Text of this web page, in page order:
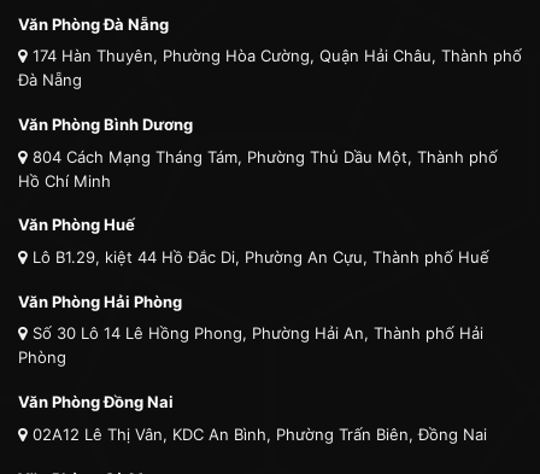
Văn Phòng Đà Nẵng
174 Hàn Thuyên, Phường Hòa Cường, Quận Hải Châu, Thành phố
Đà Nẵng
Văn Phòng Bình Dương
804 Cách Mạng Tháng Tám, Phường Thủ Dầu Một, Thành phố
Hồ Chí Minh
Văn Phòng Huế
Lô B1.29, kiệt 44 Hồ Đắc Di, Phường An Cựu, Thành phố Huế
Văn Phòng Hải Phòng
Số 30 Lô 14 Lê Hồng Phong, Phường Hải An, Thành phố Hải
Phòng
Văn Phòng Đồng Nai
02A12 Lê Thị Vân, KDC An Bình, Phường Trấn Biên, Đồng Nai